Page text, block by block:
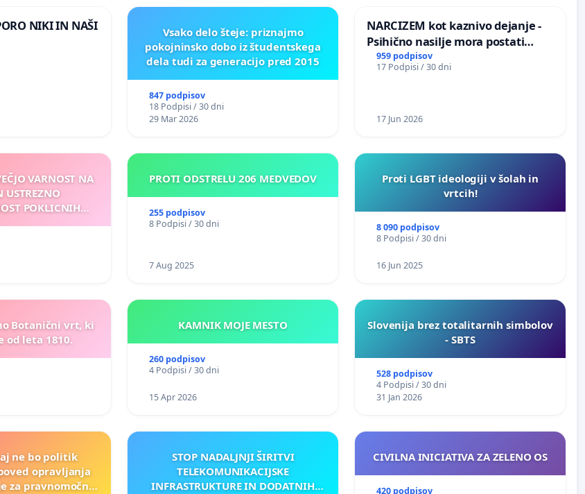
NIKI IN NAŠI
Vsako delo šteje: priznajmo
pokojninsko dobo iz študentskega
dela tudi za generacijo pred 2015
847 podpisov
18 Podpisi / 30 dni
29 Mar 2026
NARCIZEM kot kaznivo dejanje -
Psihično nasilje mora postati
enako prepoznano kot fizično
nasilje
959 podpisov
17 Podpisi / 30 dni
17 Jun 2026
VARNOST NA
USTREZNO
POKLICNIH
PROTI ODSTRELU 206 MEDVEDOV
255 podpisov
8 Podpisi / 30 dni
7 Aug 2025
Proti LGBT ideologiji v šolah in
vrtcih!
8 090 podpisov
8 Podpisi / 30 dni
16 Jun 2025
Botanični vrt, ki
od leta 1810.
KAMNIK MOJE MESTO
260 podpisov
4 Podpisi / 30 dni
15 Apr 2026
Slovenija brez totalitarnih simbolov
- SBTS
528 podpisov
4 Podpisi / 30 dni
31 Jan 2026
ne bo politik
opravljanja
za pravnomočno
STOP NADALJNJI ŠIRITVI
TELEKOMUNIKACIJSKE
INFRASTRUKTURE IN DODATNIH
CIVILNA INICIATIVA ZA ZELENO OS
420 podpisov